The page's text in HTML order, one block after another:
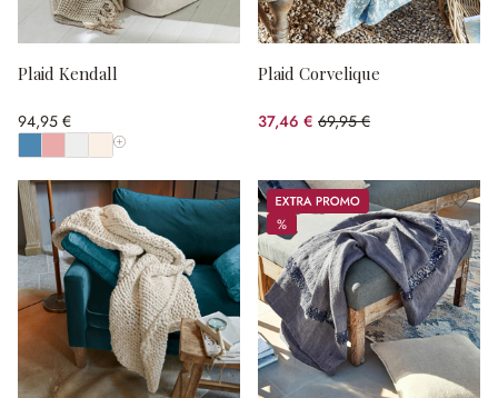
Plaid Kendall
94,95 €
Afficher toutes les couleurs
Plaid Corvelique
37,46 € 69,95 €
(46.45%spared)
Promos
%
%